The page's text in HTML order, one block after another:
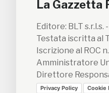
La Gazzetta
Editore: BLT
Testata iscritta al
Iscrizione al ROC
Amministratore
Direttore
Privacy Policy Cookie